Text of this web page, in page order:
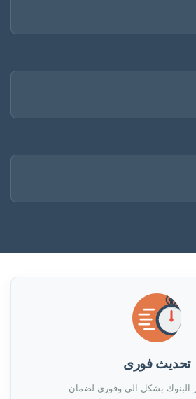
تحديث فورى
البنوك بشكل الى وفورى لضمان